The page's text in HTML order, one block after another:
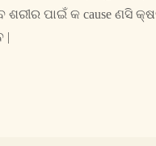
ଶରୀର ପାଇଁ କ cause ଣସି
|